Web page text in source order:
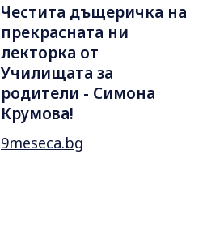
Честита дъщеричка на
прекрасната ни
лекторка от
Училищата за
родители - Симона
Крумова!
9meseca.bg